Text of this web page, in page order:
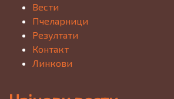
Вести
Пчеларници
Резултати
Контакт
Линкови